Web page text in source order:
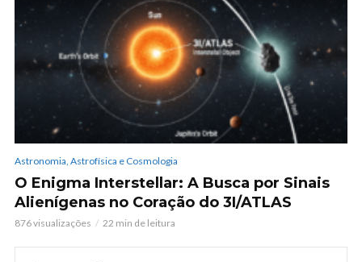
Astronomia, Astrofísica e Cosmologia
O Enigma Interstellar: A Busca por Sinais
Alienígenas no Coração do 3I/ATLAS
876 visualizações 22 min de leitura